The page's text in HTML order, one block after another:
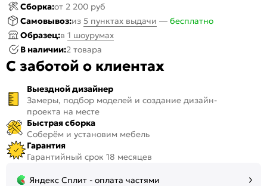
Сборка:от 2 200 руб
Самовывоз:из 5 пунктах выдачи — бесплатно
Образец:в 1 шоурумах
В наличии:2 товара
С заботой о клиентах
Выездной дизайнер
Замеры, подбор моделей и создание дизайн-
проекта на месте
Быстрая сборка
Соберём и установим мебель
Гарантия
Гарантийный срок 18 месяцев
Яндекс Сплит - оплата частями